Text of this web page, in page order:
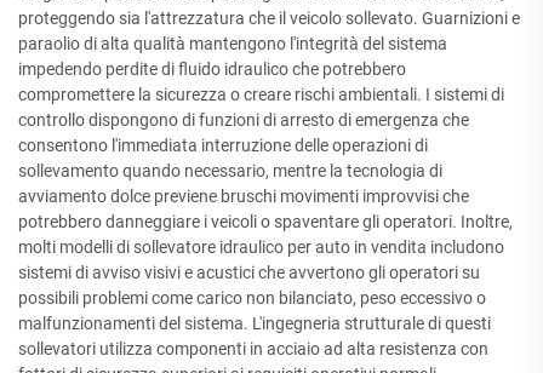
proteggendo sia l'attrezzatura che il veicolo sollevato. Guarnizioni e
paraolio di alta qualità mantengono l'integrità del sistema
impedendo perdite di fluido idraulico che potrebbero
compromettere la sicurezza o creare rischi ambientali. I sistemi di
controllo dispongono di funzioni di arresto di emergenza che
consentono l'immediata interruzione delle operazioni di
sollevamento quando necessario, mentre la tecnologia di
avviamento dolce previene bruschi movimenti improvvisi che
potrebbero danneggiare i veicoli o spaventare gli operatori. Inoltre,
molti modelli di sollevatore idraulico per auto in vendita includono
sistemi di avviso visivi e acustici che avvertono gli operatori su
possibili problemi come carico non bilanciato, peso eccessivo o
malfunzionamenti del sistema. L'ingegneria strutturale di questi
sollevatori utilizza componenti in acciaio ad alta resistenza con